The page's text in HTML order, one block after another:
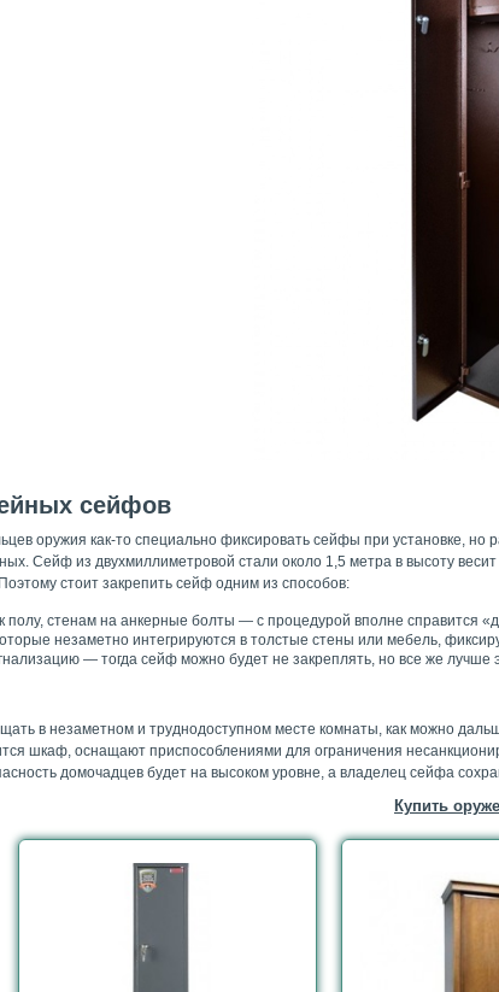
сейфов
оружия как-то специально фиксировать сейфы при установке,
Сейф из двухмиллиметровой стали около 1,5 метра в высоту
стоит закрепить сейф одним из способов:
полу, стенам на анкерные болты — с процедурой вполне справится
незаметно интегрируются в толстые стены или мебель,
— тогда сейф можно будет не закреплять, но все же лучше
в незаметном и труднодоступном месте комнаты, как можно
шкаф, оснащают приспособлениями для ограничения
домочадцев будет на высоком уровне, а владелец сейфа
Купить